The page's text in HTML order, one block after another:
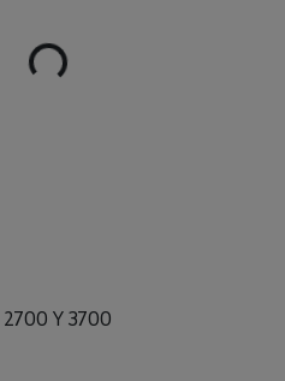
Loading...
2700 Y 3700